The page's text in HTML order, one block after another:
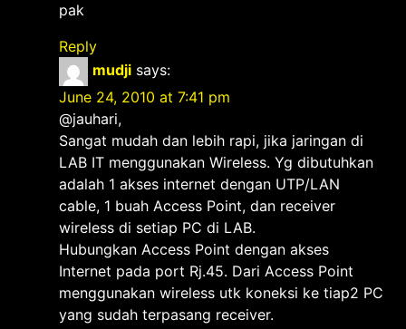
pak
Reply
mudji says:
June 24, 2010 at 7:41 pm
@jauhari,
Sangat mudah dan lebih rapi, jika jaringan di
LAB IT menggunakan Wireless. Yg dibutuhkan
adalah 1 akses internet dengan UTP/LAN
cable, 1 buah Access Point, dan receiver
wireless di setiap PC di LAB.
Hubungkan Access Point dengan akses
Internet pada port Rj.45. Dari Access Point
menggunakan wireless utk koneksi ke tiap2 PC
yang sudah terpasang receiver.